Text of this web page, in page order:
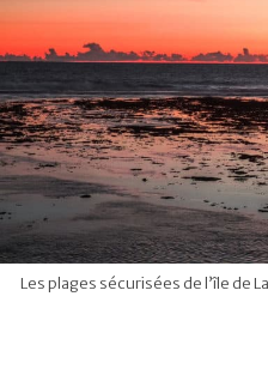
Les plages sécurisées de l’île de